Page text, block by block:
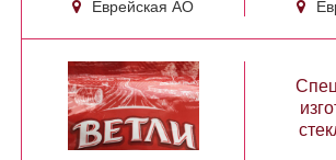
Еврейская АО